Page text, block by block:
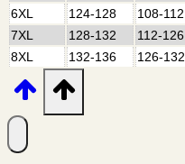
6XL
124-128 108-112
7XL
128-132 112-126
8XL
132-136 126-132